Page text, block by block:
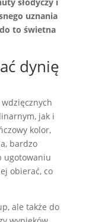
uznania
to świetna
dynię
jak i
kolor,
bardzo
ugotowaniu
obierać, co
ale także do